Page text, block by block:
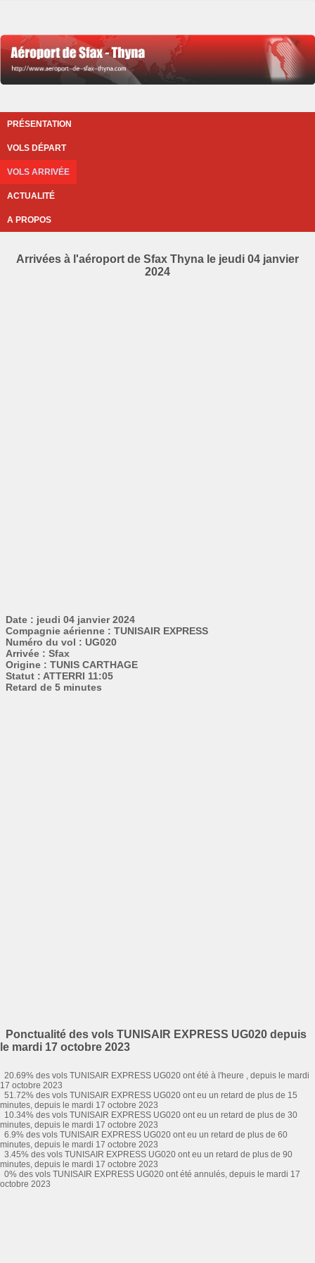
PRÉSENTATION
VOLS DÉPART
VOLS ARRIVÉE
ACTUALITÉ
A PROPOS
Arrivées à l'aéroport de Sfax Thyna le jeudi 04 janvier
2024
Date : jeudi 04 janvier 2024
Compagnie aérienne : TUNISAIR EXPRESS
Numéro du vol : UG020
Arrivée : Sfax
Origine : TUNIS CARTHAGE
Statut : ATTERRI 11:05
Retard de 5 minutes
Ponctualité des vols TUNISAIR EXPRESS UG020 depuis
le mardi 17 octobre 2023
20.69% des vols TUNISAIR EXPRESS UG020 ont été à l'heure , depuis le mardi
17 octobre 2023
51.72% des vols TUNISAIR EXPRESS UG020 ont eu un retard de plus de 15
minutes, depuis le mardi 17 octobre 2023
10.34% des vols TUNISAIR EXPRESS UG020 ont eu un retard de plus de 30
minutes, depuis le mardi 17 octobre 2023
6.9% des vols TUNISAIR EXPRESS UG020 ont eu un retard de plus de 60
minutes, depuis le mardi 17 octobre 2023
3.45% des vols TUNISAIR EXPRESS UG020 ont eu un retard de plus de 90
minutes, depuis le mardi 17 octobre 2023
0% des vols TUNISAIR EXPRESS UG020 ont été annulés, depuis le mardi 17
octobre 2023